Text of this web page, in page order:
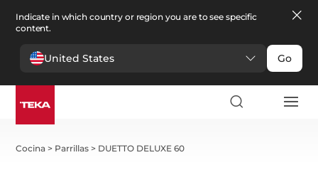
Indicate in which country or region you are to see specific
content.
United States Go
Cocina > Parrillas > DUETTO DELUXE 60